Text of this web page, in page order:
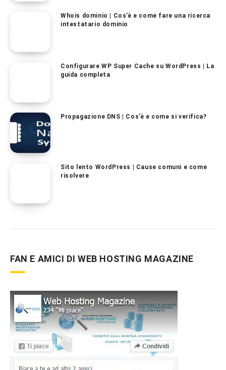
Whois dominio | Cos’è e come fare una ricerca
intestatario dominio
Configurare WP Super Cache su WordPress | La
guida completa
Propagazione DNS | Cos’è e come si verifica?
Sito lento WordPress | Cause comuni e come
risolvere
FAN E AMICI DI WEB HOSTING MAGAZINE